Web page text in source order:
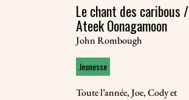
Le chant des caribous /
Ateek Oonagamoon
John Rombough
Jeunesse
Toute l’année, Joe, Cody et